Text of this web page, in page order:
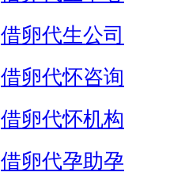
借卵代生公司
借卵代怀咨询
借卵代怀机构
借卵代孕助孕